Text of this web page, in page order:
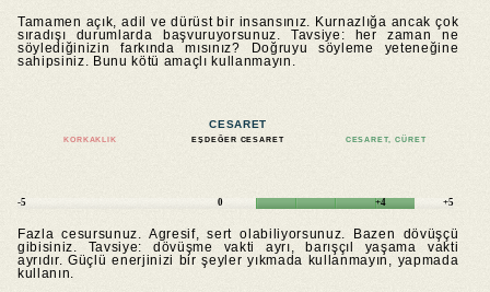
Tamamen açık, adil ve dürüst bir insansınız. Kurnazlığa ancak çok
sıradışı durumlarda başvuruyorsunuz. Tavsiye: her zaman ne
söylediğinizin farkında mısınız? Doğruyu söyleme yeteneğine
sahipsiniz. Bunu kötü amaçlı kullanmayın.
CESARET
KORKAKLIK EŞDEĞER CESARET CESARET, CÜRET
-5 0 +4 +5
Fazla cesursunuz. Agresif, sert olabiliyorsunuz. Bazen dövüşçü
gibisiniz. Tavsiye: dövüşme vakti ayrı, barışçıl yaşama vakti
ayrıdır. Güçlü enerjinizi bir şeyler yıkmada kullanmayın, yapmada
kullanın.